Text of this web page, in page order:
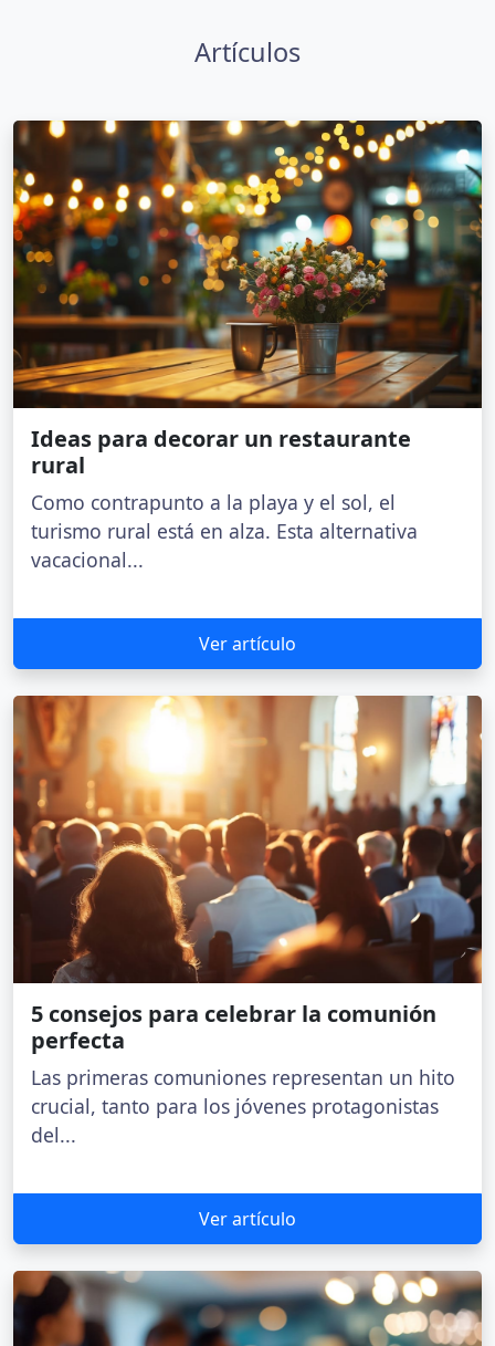
Artículos
Ideas para decorar un restaurante
rural
Como contrapunto a la playa y el sol, el
turismo rural está en alza. Esta alternativa
vacacional...
Ver artículo
5 consejos para celebrar la comunión
perfecta
Las primeras comuniones representan un hito
crucial, tanto para los jóvenes protagonistas
del...
Ver artículo